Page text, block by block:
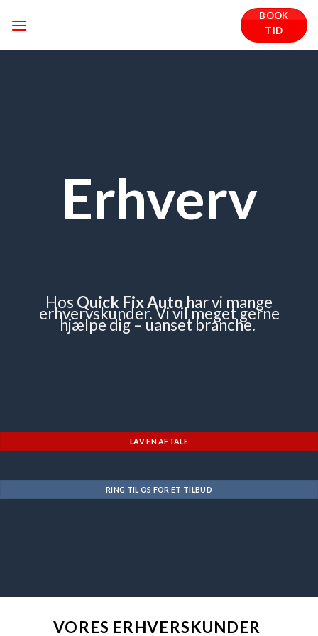
BOOK
TID
Erhverv
Hos Quick Fix Auto har vi mange
erhvervskunder. Vi vil meget gerne
hjælpe dig – uanset branche.
LAV EN AFTALE
RING TIL OS FOR ET TILBUD
VORES ERHVERSKUNDER